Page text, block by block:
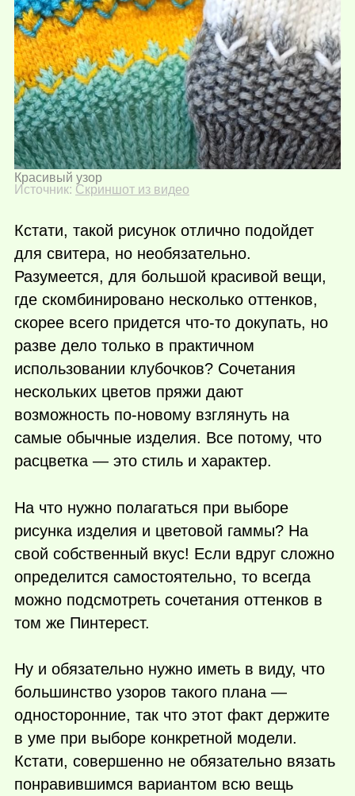
Красивый узор
Источник: Скриншот из видео
Кстати, такой рисунок отлично подойдет
для свитера, но необязательно.
Разумеется, для большой красивой вещи,
где скомбинировано несколько оттенков,
скорее всего придется что-то докупать, но
разве дело только в практичном
использовании клубочков? Сочетания
нескольких цветов пряжи дают
возможность по-новому взглянуть на
самые обычные изделия. Все потому, что
расцветка — это стиль и характер.
На что нужно полагаться при выборе
рисунка изделия и цветовой гаммы? На
свой собственный вкус! Если вдруг сложно
определится самостоятельно, то всегда
можно подсмотреть сочетания оттенков в
том же Пинтерест.
Ну и обязательно нужно иметь в виду, что
большинство узоров такого плана —
односторонние, так что этот факт держите
в уме при выборе конкретной модели.
Кстати, совершенно не обязательно вязать
понравившимся вариантом всю вещь